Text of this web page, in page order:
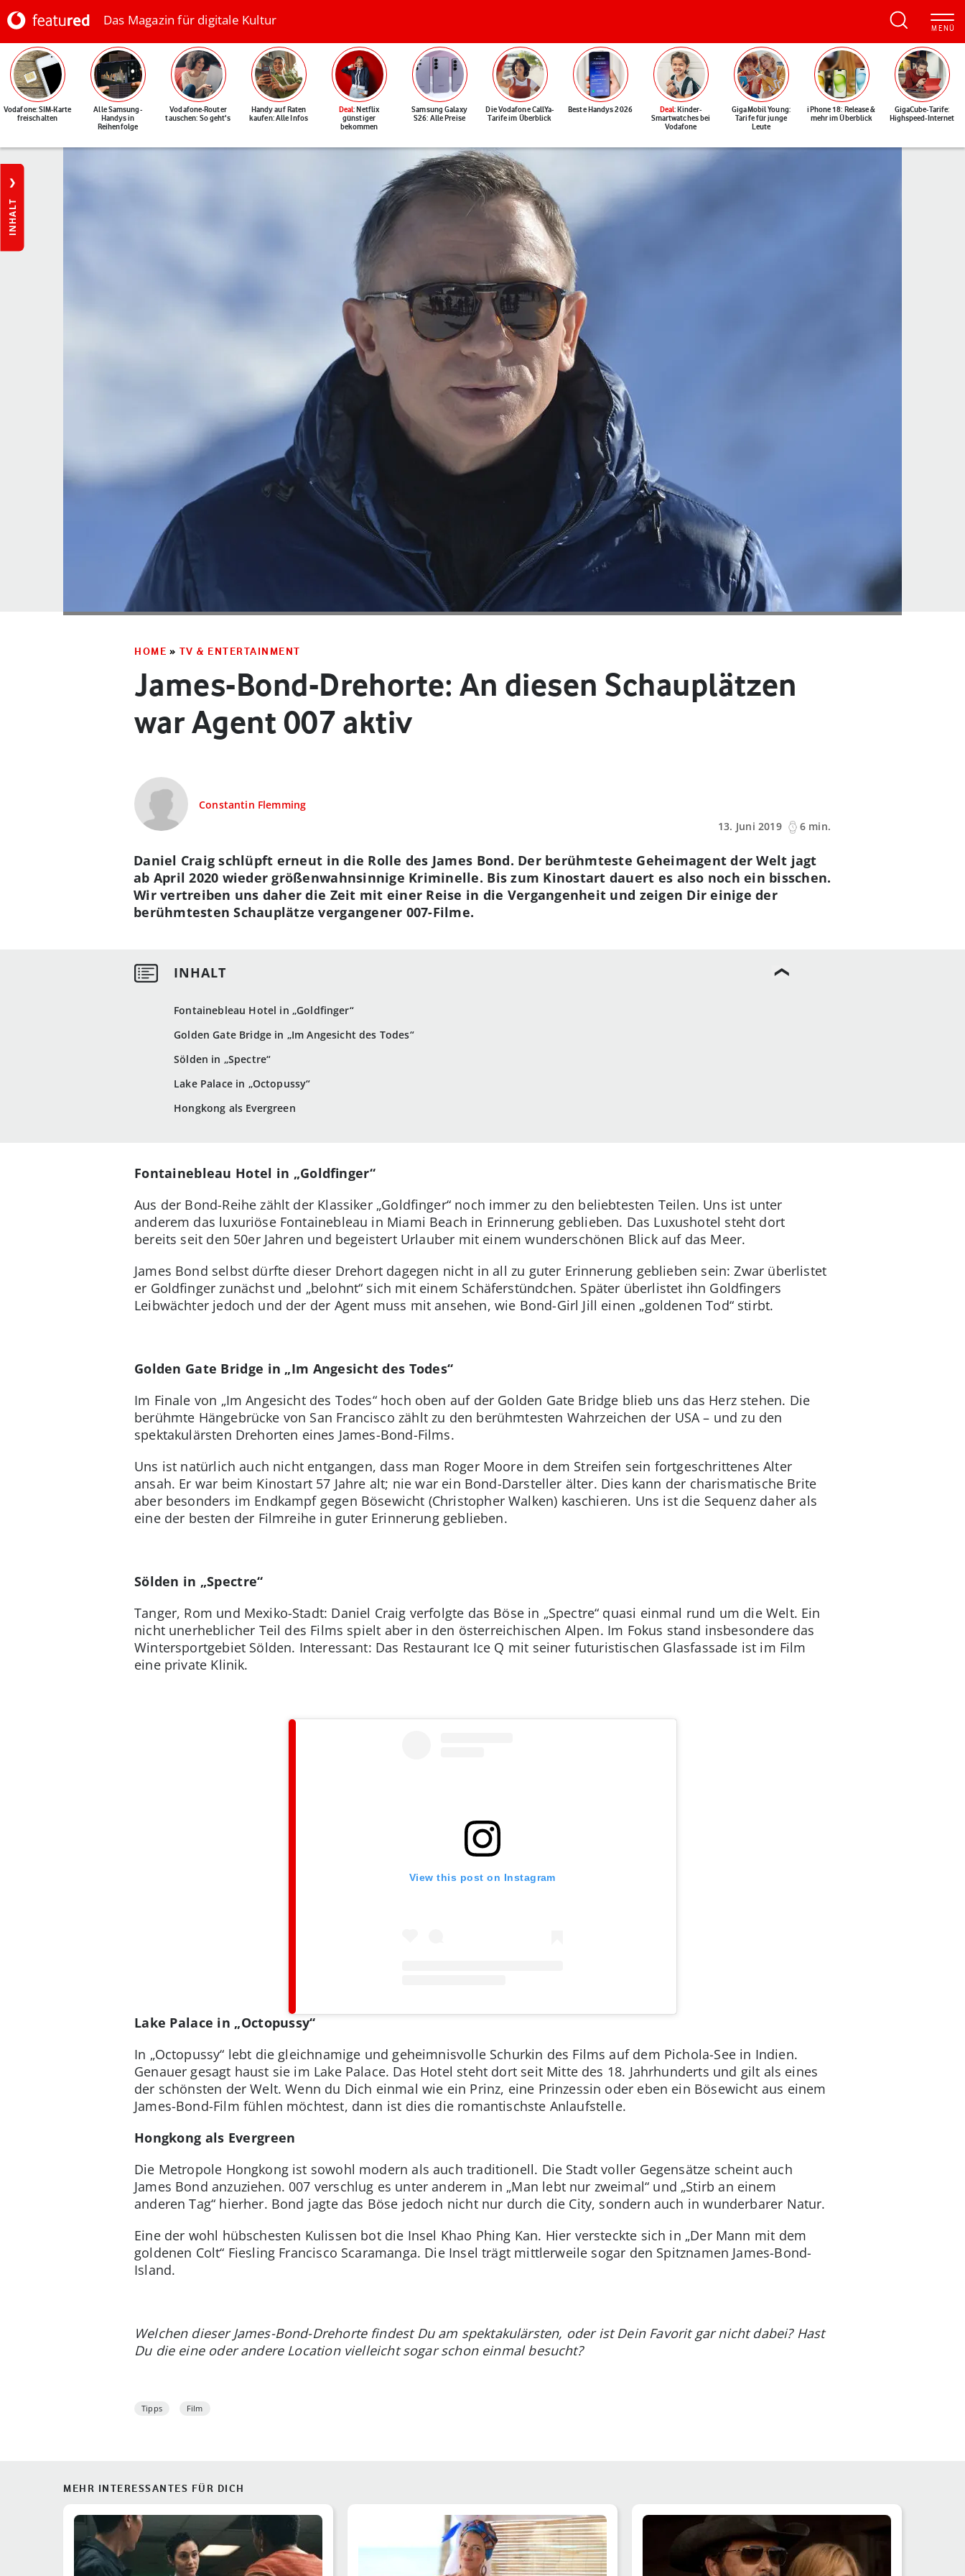
Das Magazin für digitale Kultur
Vodafone: SIM-Karte
freischalten
Alle Samsung-
Handys in
Reihenfolge
Vodafone-Router
tauschen: So geht's
Handy auf Raten
kaufen: Alle Infos
Deal: Netflix
günstiger
bekommen
Samsung Galaxy
S26: Alle Preise
Die Vodafone CallYa-
Tarife im Überblick
Beste Handys 2026 Deal: Kinder-
Smartwatches bei
Vodafone
GigaMobil Young:
Tarife für junge
Leute
iPhone 18: Release &
mehr im Überblick
GigaCube-Tarife:
Highspeed-Internet
INHALT
HOME » TV & ENTERTAINMENT
James-Bond-Drehorte: An diesen Schauplätzen
war Agent 007 aktiv
Constantin Flemming
13. Juni 2019
6 min.
Fontainebleau Hotel in „Goldfinger“
Golden Gate Bridge in „Im Angesicht des Todes“
Sölden in „Spectre“
Lake Palace in „Octopussy“
Hongkong als Evergreen
Daniel Craig schlüpft erneut in die Rolle des James Bond. Der berühmteste Geheimagent der Welt jagt
ab April 2020 wieder größenwahnsinnige Kriminelle. Bis zum Kinostart dauert es also noch ein bisschen.
Wir vertreiben uns daher die Zeit mit einer Reise in die Vergangenheit und zeigen Dir einige der
berühmtesten Schauplätze vergangener 007-Filme.
Fontainebleau Hotel in „Goldfinger“
Aus der Bond-Reihe zählt der Klassiker „Goldfinger“ noch immer zu den beliebtesten Teilen. Uns ist unter
anderem das luxuriöse Fontainebleau in Miami Beach in Erinnerung geblieben. Das Luxushotel steht dort
bereits seit den 50er Jahren und begeistert Urlauber mit einem wunderschönen Blick auf das Meer.
James Bond selbst dürfte dieser Drehort dagegen nicht in all zu guter Erinnerung geblieben sein: Zwar überlistet
er Goldfinger zunächst und „belohnt“ sich mit einem Schäferstündchen. Später überlistet ihn Goldfingers
Leibwächter jedoch und der der Agent muss mit ansehen, wie Bond-Girl Jill einen „goldenen Tod“ stirbt.
Golden Gate Bridge in „Im Angesicht des Todes“
Im Finale von „Im Angesicht des Todes“ hoch oben auf der Golden Gate Bridge blieb uns das Herz stehen. Die
berühmte Hängebrücke von San Francisco zählt zu den berühmtesten Wahrzeichen der USA – und zu den
spektakulärsten Drehorten eines James-Bond-Films.
Uns ist natürlich auch nicht entgangen, dass man Roger Moore in dem Streifen sein fortgeschrittenes Alter
ansah. Er war beim Kinostart 57 Jahre alt; nie war ein Bond-Darsteller älter. Dies kann der charismatische Brite
aber besonders im Endkampf gegen Bösewicht (Christopher Walken) kaschieren. Uns ist die Sequenz daher als
eine der besten der Filmreihe in guter Erinnerung geblieben.
Sölden in „Spectre“
Tanger, Rom und Mexiko-Stadt: Daniel Craig verfolgte das Böse in „Spectre“ quasi einmal rund um die Welt. Ein
nicht unerheblicher Teil des Films spielt aber in den österreichischen Alpen. Im Fokus stand insbesondere das
Wintersportgebiet Sölden. Interessant: Das Restaurant Ice Q mit seiner futuristischen Glasfassade ist im Film
eine private Klinik.
View this post on Instagram
Lake Palace in „Octopussy“
In „Octopussy“ lebt die gleichnamige und geheimnisvolle Schurkin des Films auf dem Pichola-See in Indien.
Genauer gesagt haust sie im Lake Palace. Das Hotel steht dort seit Mitte des 18. Jahrhunderts und gilt als eines
der schönsten der Welt. Wenn du Dich einmal wie ein Prinz, eine Prinzessin oder eben ein Bösewicht aus einem
James-Bond-Film fühlen möchtest, dann ist dies die romantischste Anlaufstelle.
Hongkong als Evergreen
Die Metropole Hongkong ist sowohl modern als auch traditionell. Die Stadt voller Gegensätze scheint auch
James Bond anzuziehen. 007 verschlug es unter anderem in „Man lebt nur zweimal“ und „Stirb an einem
anderen Tag“ hierher. Bond jagte das Böse jedoch nicht nur durch die City, sondern auch in wunderbarer Natur.
Eine der wohl hübschesten Kulissen bot die Insel Khao Phing Kan. Hier versteckte sich in „Der Mann mit dem
goldenen Colt“ Fiesling Francisco Scaramanga. Die Insel trägt mittlerweile sogar den Spitznamen James-Bond-
Island.
Welchen dieser James-Bond-Drehorte findest Du am spektakulärsten, oder ist Dein Favorit gar nicht dabei? Hast
Du die eine oder andere Location vielleicht sogar schon einmal besucht?
Tipps Film
MEHR INTERESSANTES FÜR DICH